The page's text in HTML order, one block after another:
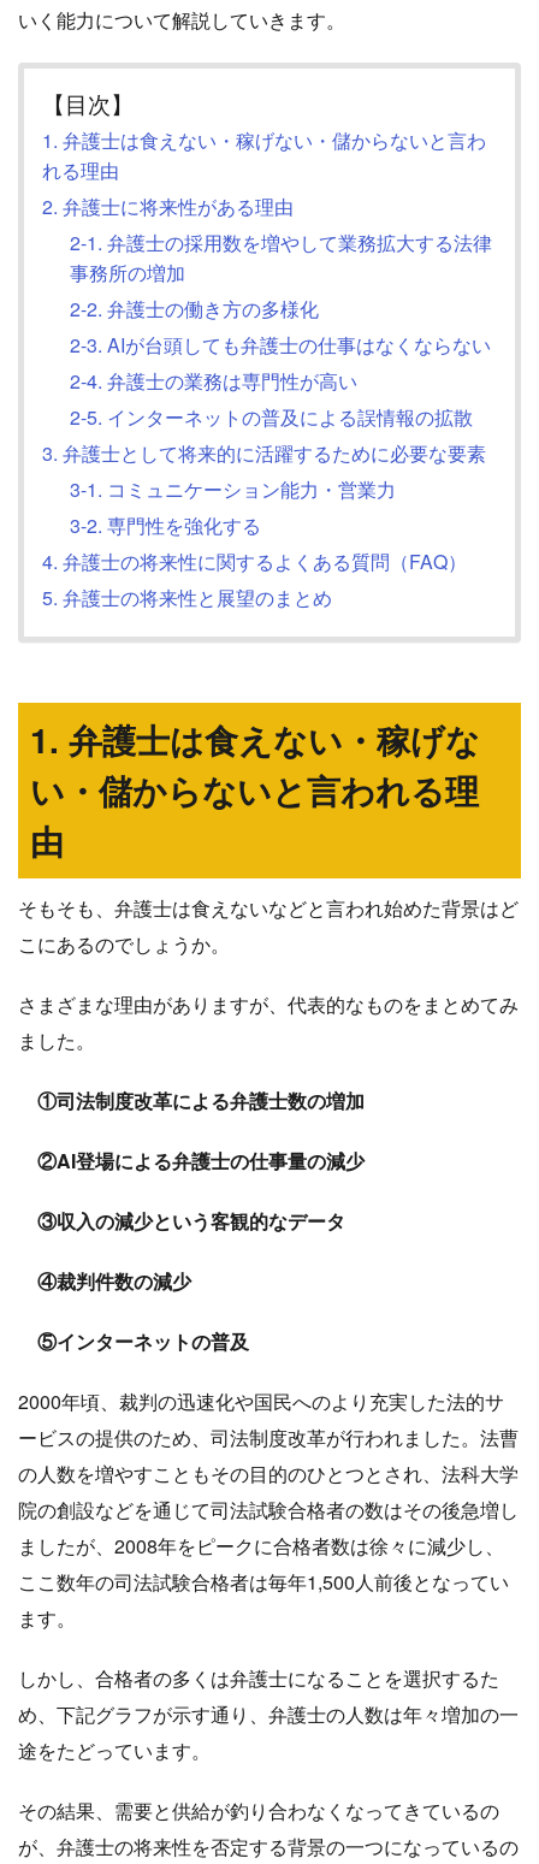
いく能力について解説していきます。
【目次】
1. 弁護士は食えない・稼げない・儲からないと言わ
れる理由
2. 弁護士に将来性がある理由
2-1. 弁護士の採用数を増やして業務拡大する法律
事務所の増加
2-2. 弁護士の働き方の多様化
2-3. AIが台頭しても弁護士の仕事はなくならない
2-4. 弁護士の業務は専門性が高い
2-5. インターネットの普及による誤情報の拡散
3. 弁護士として将来的に活躍するために必要な要素
3-1. コミュニケーション能力・営業力
3-2. 専門性を強化する
4. 弁護士の将来性に関するよくある質問（FAQ）
5. 弁護士の将来性と展望のまとめ
1. 弁護士は食えない・稼げな
い・儲からないと言われる理
由
そもそも、弁護士は食えないなどと言われ始めた背景はど
こにあるのでしょうか。
さまざまな理由がありますが、代表的なものをまとめてみ
ました。
①司法制度改革による弁護士数の増加
②AI登場による弁護士の仕事量の減少
③収入の減少という客観的なデータ
④裁判件数の減少
⑤インターネットの普及
2000年頃、裁判の迅速化や国民へのより充実した法的サ
ービスの提供のため、司法制度改革が行われました。法曹
の人数を増やすこともその目的のひとつとされ、法科大学
院の創設などを通じて司法試験合格者の数はその後急増し
ましたが、2008年をピークに合格者数は徐々に減少し、
ここ数年の司法試験合格者は毎年1,500人前後となってい
ます。
しかし、合格者の多くは弁護士になることを選択するた
め、下記グラフが示す通り、弁護士の人数は年々増加の一
途をたどっています。
その結果、需要と供給が釣り合わなくなってきているの
が、弁護士の将来性を否定する背景の一つになっているの